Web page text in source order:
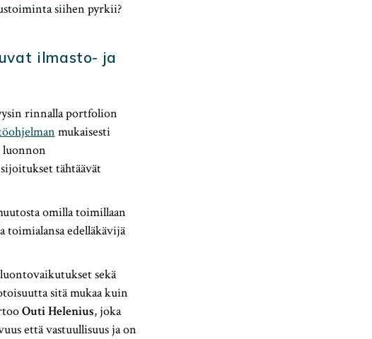
siihen pyrkii?
ilmasto- ja
rinnalla portfolion
mukaisesti
luonnon
tähtäävät
omilla toimillaan
toimialansa edelläkävijä
sekä
sitä mukaa kuin
Outi Helenius, joka
että vastuullisuus ja on